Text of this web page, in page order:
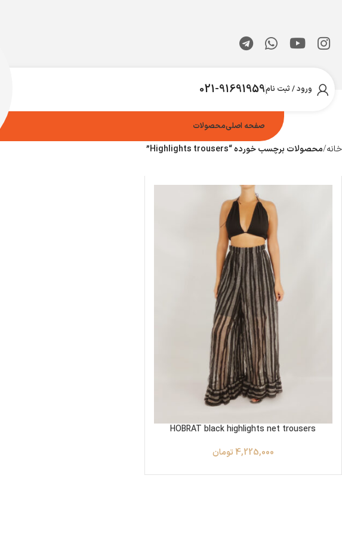
ورود / ثبت نام021-91691959
صفحه اصلیمحصولات
خانه محصولات برچسب خورده “Highlights trousers”
HOBRAT black highlights net trousers
4,225,000 تومان